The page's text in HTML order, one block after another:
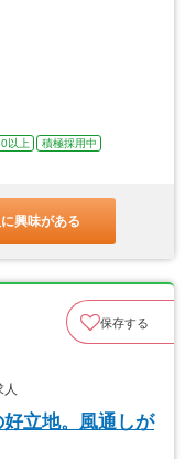
以上
積極採用中
興味がある
保存する
好立地。風通しが